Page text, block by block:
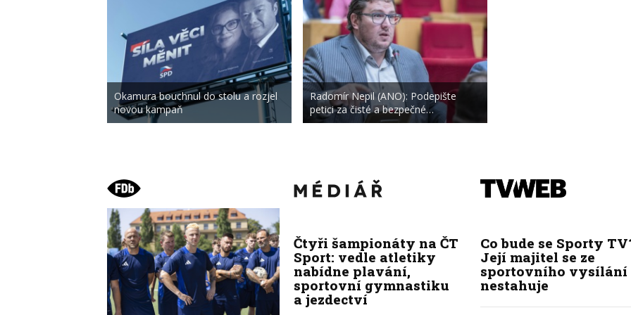
Okamura bouchnul do stolu a rozjel
novou kampaň
Radomír Nepil (ANO): Podepište
petici za čisté a bezpečné…
Čtyři šampionáty na ČT
Sport: vedle atletiky
nabídne plavání,
sportovní gymnastiku
a jezdectví
Co bude se Sporty
Její majitel se ze
sportovního vysílání
nestahuje